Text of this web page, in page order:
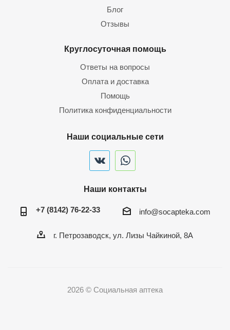
Блог
Отзывы
Круглосуточная помощь
Ответы на вопросы
Оплата и доставка
Помощь
Политика конфиденциальности
Наши социальные сети
Наши контакты
+7 (8142) 76-22-33 info@socapteka.com
г. Петрозаводск, ул. Лизы Чайкиной, 8А
2026 © Социальная аптека